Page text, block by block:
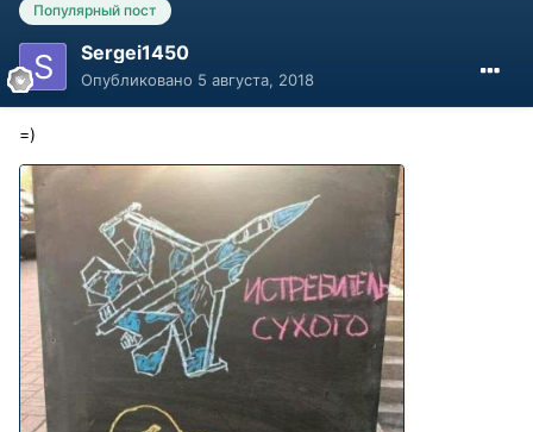
Популярный пост
Sergei1450
Опубликовано 5 августа, 2018
=)